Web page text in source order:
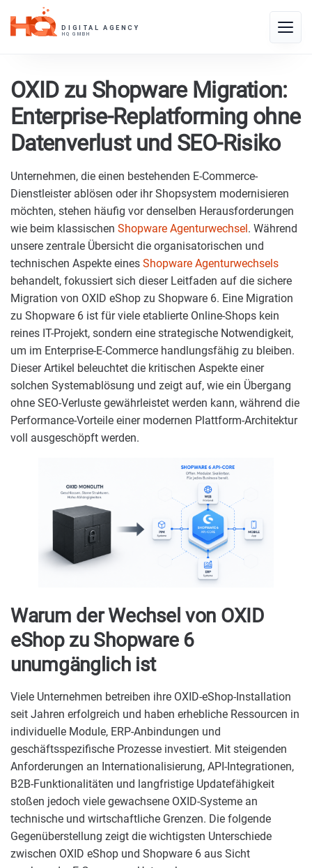
Toggle
OXID zu Shopware Migration:
Enterprise-Replatforming ohne
Datenverlust und SEO-Risiko
Unternehmen, die einen bestehenden E-Commerce-
Dienstleister ablösen oder ihr Shopsystem modernisieren
möchten, stehen häufig vor denselben Herausforderungen
wie beim klassischen Shopware Agenturwechsel. Während
unsere zentrale Übersicht die organisatorischen und
technischen Aspekte eines Shopware Agenturwechsels
behandelt, fokussiert sich dieser Leitfaden auf die sichere
Migration von OXID eShop zu Shopware 6. Eine Migration
zu Shopware 6 ist für viele etablierte Online-Shops kein
reines IT-Projekt, sondern eine strategische Notwendigkeit,
um im Enterprise-E-Commerce handlungsfähig zu bleiben.
Dieser Artikel beleuchtet die kritischen Aspekte einer
solchen Systemablösung und zeigt auf, wie ein Übergang
ohne SEO-Verluste gewährleistet werden kann, während die
Performance-Vorteile einer modernen Plattform-Architektur
voll ausgeschöpft werden.
Warum der Wechsel von OXID
eShop zu Shopware 6
unumgänglich ist
Viele Unternehmen betreiben ihre OXID-eShop-Installation
seit Jahren erfolgreich und haben erhebliche Ressourcen in
individuelle Module, ERP-Anbindungen und
geschäftsspezifische Prozesse investiert. Mit steigenden
Anforderungen an Internationalisierung, API-Integrationen,
B2B-Funktionalitäten und langfristige Updatefähigkeit
stoßen jedoch viele gewachsene OXID-Systeme an
technische und wirtschaftliche Grenzen. Die folgende
Gegenüberstellung zeigt die wichtigsten Unterschiede
zwischen OXID eShop und Shopware 6 aus Sicht